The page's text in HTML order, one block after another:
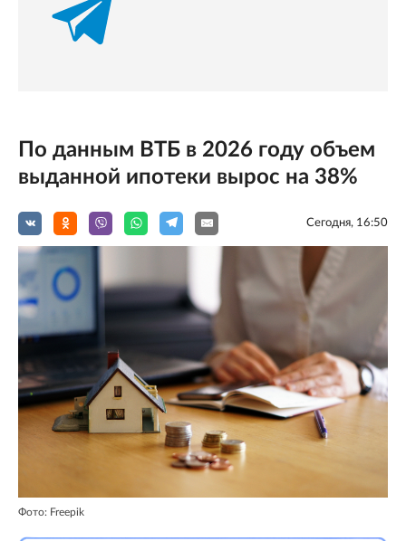
По данным ВТБ в 2026 году объем
выданной ипотеки вырос на 38%
Сегодня, 16:50
Фото: Freepik